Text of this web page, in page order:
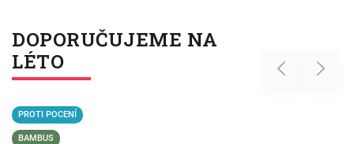
DOPORUČUJEME NA
LÉTO
Previous
PROTI POCENÍ
BAMBUS
Next